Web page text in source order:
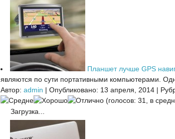
Планшет лучше GPS
являются по сути портативными компьютерами.
Автор: admin | Опубликовано: 13 апреля, 2014 |
(голосов: 31, в
Загрузка...